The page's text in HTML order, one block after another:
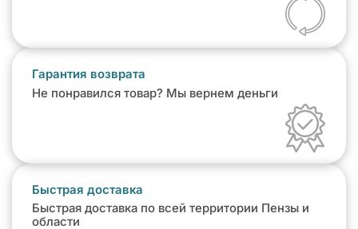
Гарантия возврата
Не понравился товар? Мы вернем деньги
Быстрая доставка
Быстрая доставка по всей территории Пензы и
области